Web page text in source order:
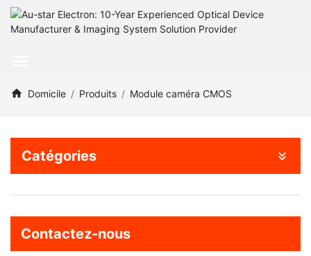
Domicile Produits Module caméra CMOS
Catégories
Contactez-nous